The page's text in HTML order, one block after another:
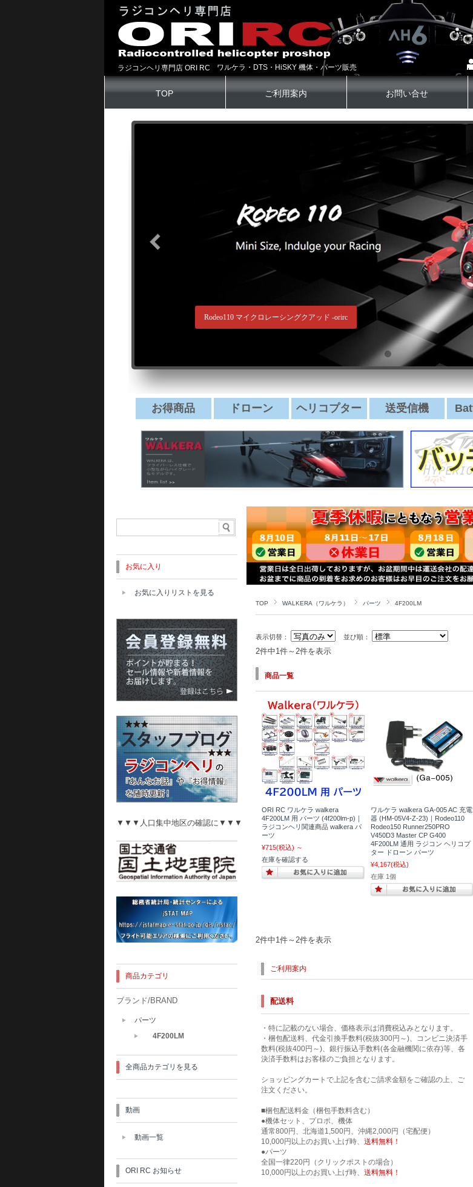
ラジコンヘリ専門店 ORI RC ワルケラ・DTS・HiSKY 機体・パーツ販売
TOP ご利用案内 お問い合せ
TOP WALKERA（ワルケラ） パーツ 4F200LM
表示切替： 並び順：
2件中1件～2件を表示
商品一覧
ORI RC ワルケラ walkera
4F200LM 用 パーツ (4f200lm-p)｜
ラジコンヘリ関連商品 walkera パ
ーツ
¥715(税込) ～
在庫を確認する
ワルケラ walkera GA-005 AC 充電
器 (HM-05V4-Z-23)｜Rodeo110
Rodeo150 Runner250PRO
V450D3 Master CP G400
4F200LM 通用 ラジコン ヘリコプ
ター ドローン パーツ
¥4,167(税込)
在庫 1個
2件中1件～2件を表示
ご利用案内
配送料
・特に記載のない場合、価格表示は消費税込みとなります。
・梱包配送料、代金引換手数料(税抜300円～)、コンビニ決済手
数料(税抜400円～)、銀行振込手数料(各金融機関に依存)等、各
決済手数料はお客様のご負担となります。
ショッピングカートで上記を含むご請求金額をご確認の上、ご
注文ください。
■梱包配送料金（梱包手数料含む）
●機体セット、プロポ、機体
通常800円、北海道1,500円、沖縄2,000円（宅配便）
10,000円以上のお買い上げ時、 送料無料！
●パーツ
全国一律220円（クリックポストの場合）
10,000円以上のお買い上げ時、 送料無料！
お気に入り
お気に入りリストを見る
▼▼▼人口集中地区の確認に▼▼▼
商品カテゴリ
ブランド/BRAND
パーツ
4F200LM
全商品カテゴリを見る
動画
動画一覧
ORI RC お知らせ